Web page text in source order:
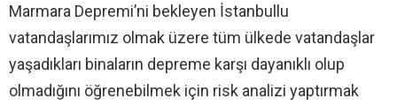
Marmara Depremi’ni bekleyen İstanbullu
vatandaşlarımız olmak üzere tüm ülkede vatandaşlar
yaşadıkları binaların depreme karşı dayanıklı olup
olmadığını öğrenebilmek için risk analizi yaptırmak